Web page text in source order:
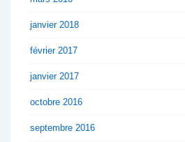
janvier 2018
février 2017
janvier 2017
octobre 2016
septembre 2016